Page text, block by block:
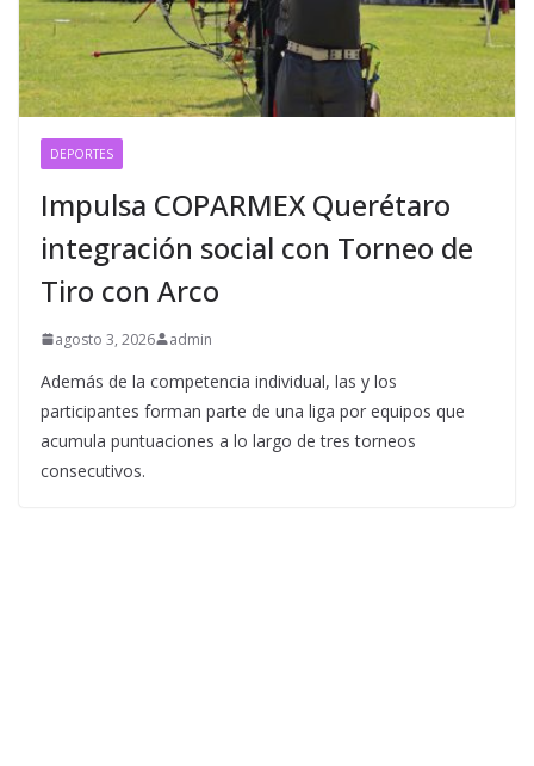
DEPORTES
Impulsa COPARMEX Querétaro
integración social con Torneo de
Tiro con Arco
agosto 3, 2026 admin
Además de la competencia individual, las y los
participantes forman parte de una liga por equipos que
acumula puntuaciones a lo largo de tres torneos
consecutivos.